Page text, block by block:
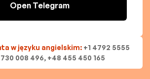
Open Telegram
w języku angielskim: +1 4792 5555
008 496, +48 455 450 165